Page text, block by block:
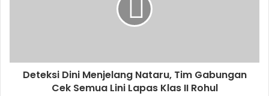
Deteksi Dini Menjelang Nataru, Tim Gabungan
Cek Semua Lini Lapas Klas II Rohul